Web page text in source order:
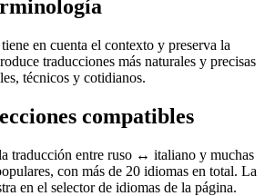
en cuenta el contexto y preserva la
traducciones más naturales y precisas
técnicos y cotidianos.
compatibles
traducción entre ruso ↔ italiano y muchas
con más de 20 idiomas en total. La
en el selector de idiomas de la página.